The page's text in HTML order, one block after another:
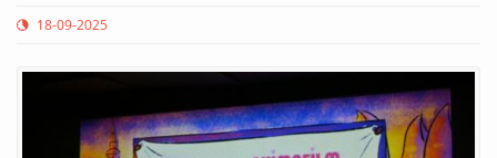
18-09-2025